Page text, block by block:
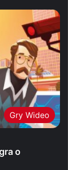
Gry Wideo
o